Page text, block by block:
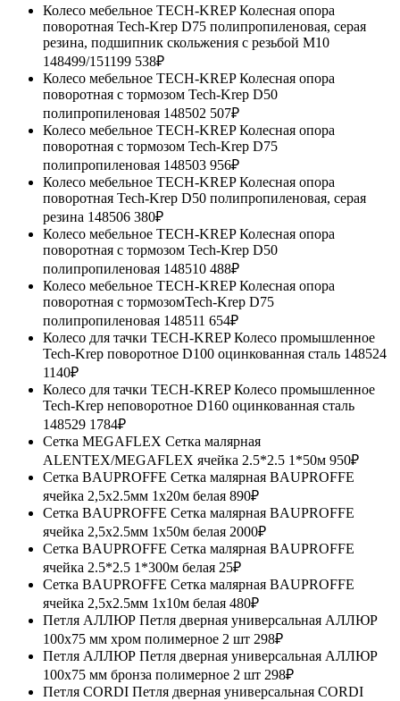
Колесо мебельное TECH-KREP Колесная опора
поворотная Tech-Krep D75 полипропиленовая, серая
резина, подшипник скольжения с резьбой М10
148499/151199 538₽
Колесо мебельное TECH-KREP Колесная опора
поворотная с тормозом Tech-Krep D50
полипропиленовая 148502 507₽
Колесо мебельное TECH-KREP Колесная опора
поворотная с тормозом Tech-Krep D75
полипропиленовая 148503 956₽
Колесо мебельное TECH-KREP Колесная опора
поворотная Tech-Krep D50 полипропиленовая, серая
резина 148506 380₽
Колесо мебельное TECH-KREP Колесная опора
поворотная с тормозом Tech-Krep D50
полипропиленовая 148510 488₽
Колесо мебельное TECH-KREP Колесная опора
поворотная с тормозомTech-Krep D75
полипропиленовая 148511 654₽
Колесо для тачки TECH-KREP Колесо промышленное
Tech-Krep поворотное D100 оцинкованная сталь 148524
1140₽
Колесо для тачки TECH-KREP Колесо промышленное
Tech-Krep неповоротное D160 оцинкованная сталь
148529 1784₽
Сетка MEGAFLEX Сетка малярная
ALENTEX/MEGAFLEX ячейка 2.5*2.5 1*50м 950₽
Сетка BAUPROFFE Сетка малярная BAUPROFFE
ячейка 2,5х2.5мм 1х20м белая 890₽
Сетка BAUPROFFE Сетка малярная BAUPROFFE
ячейка 2,5х2.5мм 1х50м белая 2000₽
Сетка BAUPROFFE Сетка малярная BAUPROFFE
ячейка 2.5*2.5 1*300м белая 25₽
Сетка BAUPROFFE Сетка малярная BAUPROFFE
ячейка 2,5х2.5мм 1х10м белая 480₽
Петля АЛЛЮР Петля дверная универсальная АЛЛЮР
100х75 мм хром полимерное 2 шт 298₽
Петля АЛЛЮР Петля дверная универсальная АЛЛЮР
100х75 мм бронза полимерное 2 шт 298₽
Петля CORDI Петля дверная универсальная CORDI